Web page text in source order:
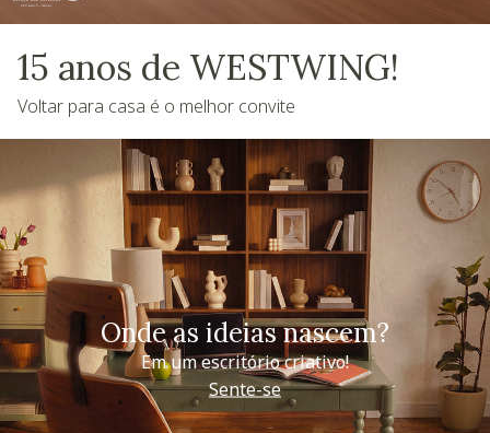
15 anos de WESTWING!
Voltar para casa é o melhor convite
Onde as ideias nascem?
Em um escritório criativo!
Sente-se